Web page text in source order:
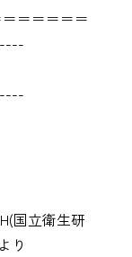
＝＝＝＝＝
国立衛生研
り